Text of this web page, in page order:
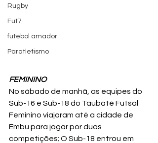
Rugby
Fut7
futebol amador
Paratletismo
FEMININO
No sábado de manhã, as equipes do
Sub-16 e Sub-18 do Taubaté Futsal
Feminino viajaram até a cidade de
Embu para jogar por duas
competições; O Sub-18 entrou em